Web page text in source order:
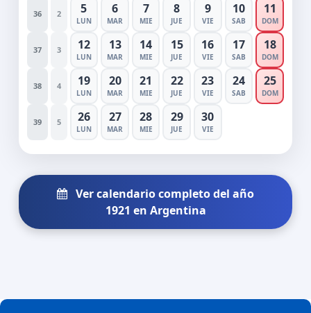
36 2 5
LUN
6
MAR
7
MIE
8
JUE
9
VIE
10
SAB
11
DOM
37 3 12
LUN
13
MAR
14
MIE
15
JUE
16
VIE
17
SAB
18
DOM
38 4 19
LUN
20
MAR
21
MIE
22
JUE
23
VIE
24
SAB
25
DOM
39 5 26
LUN
27
MAR
28
MIE
29
JUE
30
VIE
Ver calendario completo del año
1921 en Argentina